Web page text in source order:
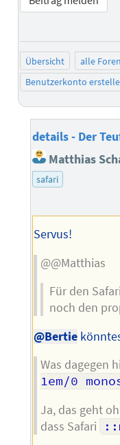
Übersicht alle Foren
Benutzerkonto
details - Der
Matthias
safari
Servus!
@@Matthias
Für den
noch den
@Bertie
Was dagegen
1em/0
Ja, das geht
dass Safari